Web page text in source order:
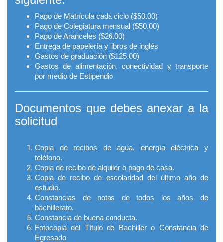
Pago de Matrícula cada ciclo ($50.00)
Pago de Colegiatura mensual ($50.00)
Pago de Aranceles ($26.00)
Entrega de papelería y libros de inglés
Gastos de graduación ($125.00)
Gastos de alimentación, conectividad y transporte
por medio de Estipendio
Documentos que debes anexar a la
solicitud
Copia de recibos de agua, energía eléctrica y
teléfono.
Copia de recibo de alquiler o pago de casa.
Copia de recibo de escolaridad del último año de
estudio.
Constancias de notas de todos los años de
bachillerato.
Constancia de buena conducta.
Fotocopia del Título de Bachiller o Constancia de
Egresado